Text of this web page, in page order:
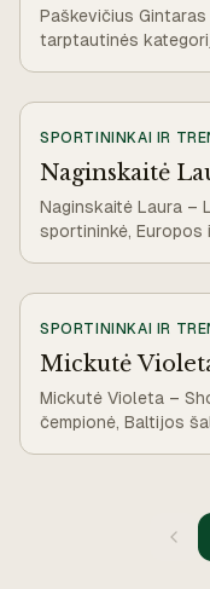
Paškevičius
tarptautinės
SPORTININKAI IR
Naginskaitė
Naginskaitė Laura –
sportininkė, Europos
SPORTININKAI IR
Mickutė
Mickutė Violeta –
čempionė, Baltijos